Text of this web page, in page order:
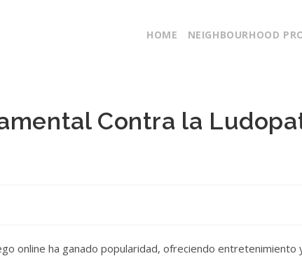
HOME NEIGHBOURHOOD
Contra la
online ha ganado popularidad, ofreciendo entretenimiento